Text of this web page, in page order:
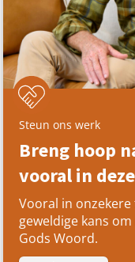
Steun ons werk
Breng hoop
vooral in
Vooral in
geweldige kans
Gods Woord.